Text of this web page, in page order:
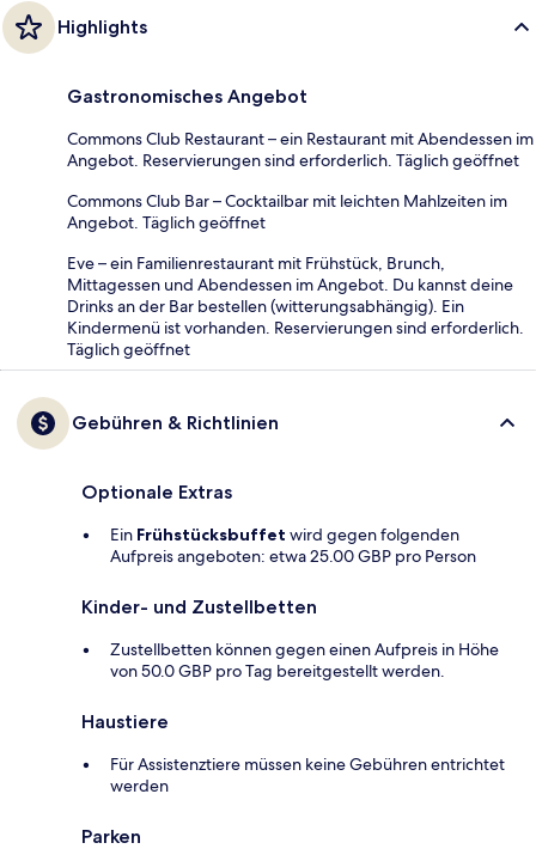
Highlights
Gastronomisches Angebot
Commons Club Restaurant – ein Restaurant mit Abendessen im
Angebot. Reservierungen sind erforderlich. Täglich geöffnet
Commons Club Bar – Cocktailbar mit leichten Mahlzeiten im
Angebot. Täglich geöffnet
Eve – ein Familienrestaurant mit Frühstück, Brunch,
Mittagessen und Abendessen im Angebot. Du kannst deine
Drinks an der Bar bestellen (witterungsabhängig). Ein
Kindermenü ist vorhanden. Reservierungen sind erforderlich.
Täglich geöffnet
Gebühren & Richtlinien
Optionale Extras
Ein Frühstücksbuffet wird gegen folgenden
Aufpreis angeboten: etwa 25.00 GBP pro Person
Kinder- und Zustellbetten
Zustellbetten können gegen einen Aufpreis in Höhe
von 50.0 GBP pro Tag bereitgestellt werden.
Haustiere
Für Assistenztiere müssen keine Gebühren entrichtet
werden
Parken